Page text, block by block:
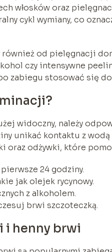
włosków oraz
cykl wymiany, co
również od pielęgnacji
czy intensywne
zabiegu stosować się
widoczny, należy
unikać kontaktu z
oraz odżywki, które
24 godziny.
jak olejek rycynowy.
z alkoholem.
brwi szczoteczką.
i henny brwi